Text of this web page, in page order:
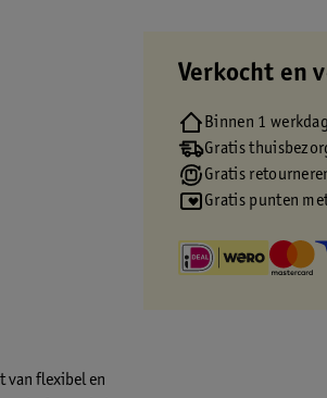
van flexibel en
Verkocht en
Binnen 1
Gratis
Gratis
Gratis punten